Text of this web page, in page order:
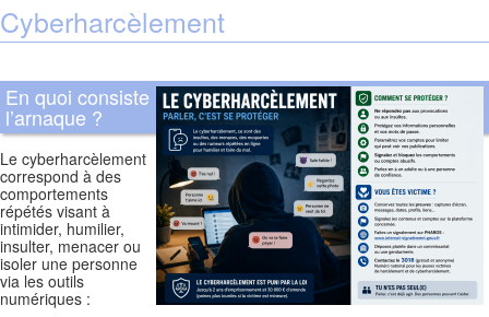
Cyberharcèlement
En quoi consiste
l’arnaque ?
Le cyberharcèlement
correspond à des
comportements
répétés visant à
intimider, humilier,
insulter, menacer ou
isoler une personne
via les outils
numériques :